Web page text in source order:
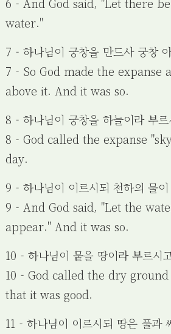
water."
7 - 하나님이 궁창을 만드사 궁창
7 - So God made the
above it. And it was so.
8 - 하나님이 궁창을 하늘이라 부
8 - God called the expanse
day.
9 - 하나님이 이르시되 천하의 물
9 - And God said, "Let the
appear." And it was so.
10 - 하나님이 뭍을 땅이라 부르시
10 - God called the dry
that it was good.
11 - 하나님이 이르시되 땅은 풀과